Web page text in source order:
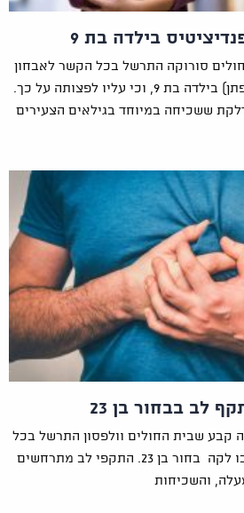
בילדה בת 9
סורוקה התרשל בכל הקשר לאבחון
אפנדיציטיס (דלקת בתוספתן) בילדה בת 9, וכי עליו לפצותה על כך.
ששכיחה במיוחד בגילאים הצעירים
לב בבחור בן 23
קבע שבית החולים וולפסון התרשל בכל
הקשור לאבחון התקף לב בו לקה בחור בן 23. התקפי לב מתרחשים